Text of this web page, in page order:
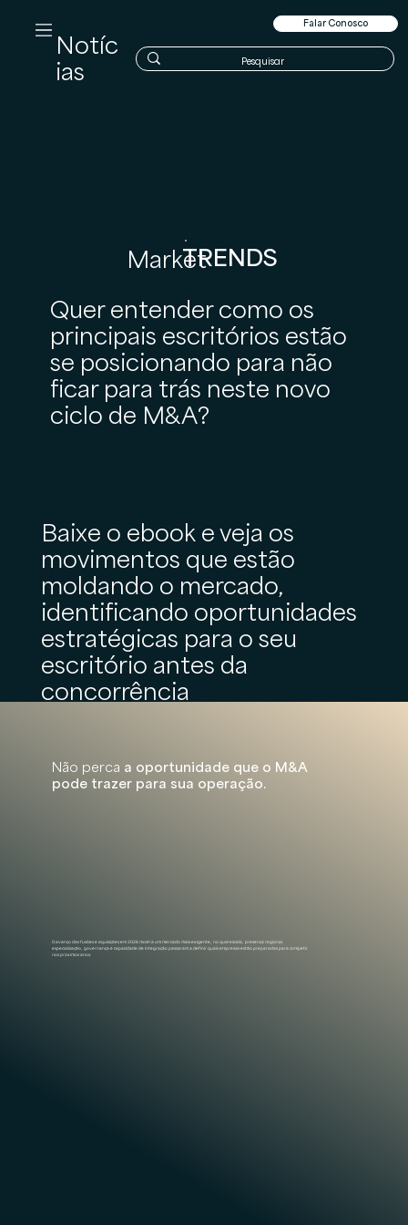
Notíc
ias
Falar Conosco
MarketTRENDS
Quer entender como os
principais escritórios estão
se posicionando para não
ficar para trás neste novo
ciclo de M&A?
Baixe o ebook e veja os
movimentos que estão
moldando o mercado,
identificando oportunidades
estratégicas para o seu
escritório antes da
concorrência
Não perca a oportunidade que o M&A
pode trazer para sua operação.
O avanço das fusões e aquisições em 2026 mostra um mercado mais exigente, no qual escala, presença regional,
especialização, governança e capacidade de integração passaram a definir quais empresas estão preparadas para competir
nos próximos anos.